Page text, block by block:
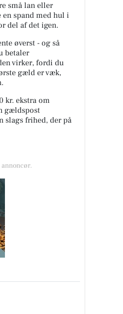
små lan eller
spand med hul i
del af det igen.
øverst - og så
betaler
virker, fordi du
gæld er væk,
kr. ekstra om
gældspost
slags frihed, der på